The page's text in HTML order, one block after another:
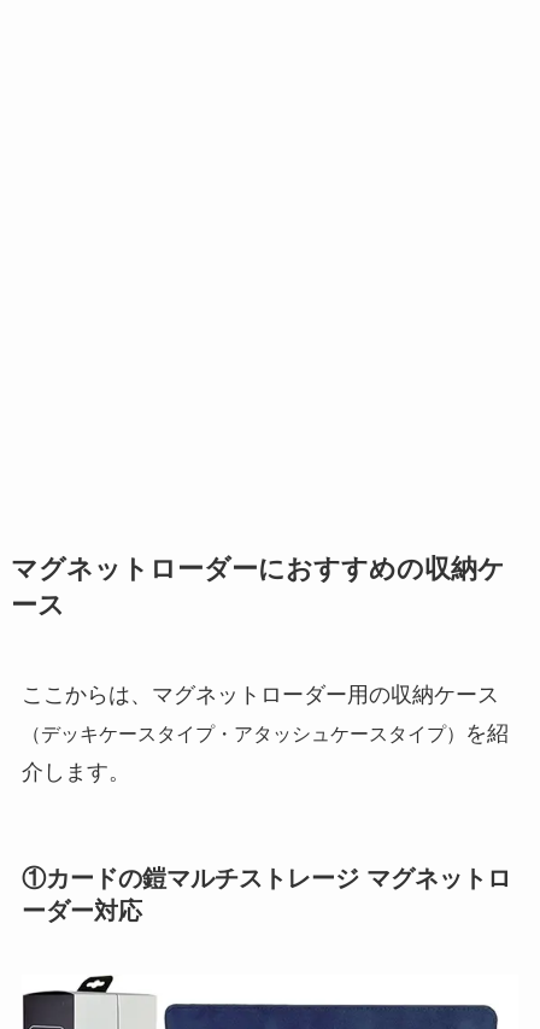
マグネットローダーにおすすめの収納ケ
ース
ここからは、マグネットローダー用の収納ケース
（デッキケースタイプ・アタッシュケースタイプ）
を紹
介します。
①カードの鎧マルチストレージ マグネットロ
ーダー対応